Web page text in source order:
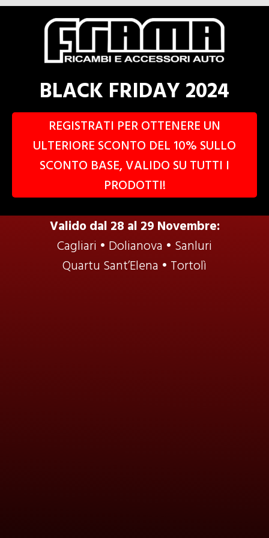
BLACK FRIDAY 2024
REGISTRATI PER OTTENERE UN
ULTERIORE SCONTO DEL 10% SULLO
SCONTO BASE, VALIDO SU TUTTI I
PRODOTTI!
Valido dal 28 al 29 Novembre:
Cagliari • Dolianova • Sanluri
Quartu Sant’Elena • Tortolì